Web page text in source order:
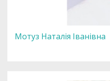
Мотуз Наталія Іванівна